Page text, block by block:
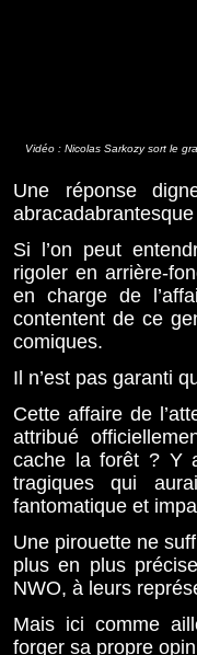
Vidéo : Nicolas Sarkozy sort le
Une réponse
Si l’on peut
rigoler en arrière-
en charge de
contentent de ce
comiques.
Il n’est pas garanti
Cette affaire de
attribué
cache la forêt ? Y
tragiques qui
fantomatique et
Une pirouette ne
plus en plus
NWO, à leurs
Mais ici comme
forger sa propre